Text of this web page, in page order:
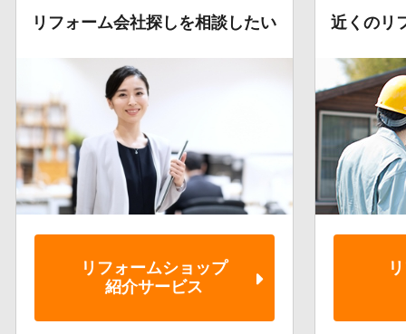
リフォーム会社探しを相談したい
リフォームショップ
紹介サービス
近くのリ